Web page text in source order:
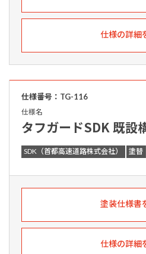
仕様の詳細
仕様番号：TG-116
仕様名
タフガードSDK 既設
SDK（首都高速道路株式会社） 塗替
塗装仕様書
仕様の詳細